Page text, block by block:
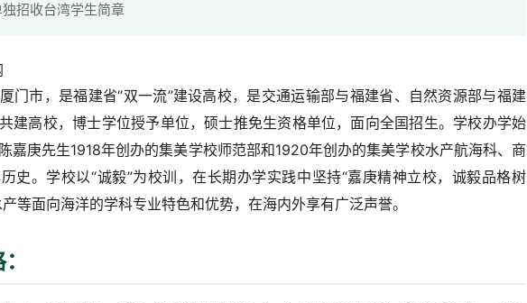
招收台湾学生简章
门市，是福建省“双一流”建设高校，是交通运输部与福建省、自然资源部与福建
建高校，博士学位授予单位，硕士推免生资格单位，面向全国招生。学校办学始
嘉庚先生1918年创办的集美学校师范部和1920年创办的集美学校水产航海科、商
史。学校以“诚毅”为校训，在长期办学实践中坚持“嘉庚精神立校，诚毅品格树
等面向海洋的学科专业特色和优势，在海内外享有广泛声誉。